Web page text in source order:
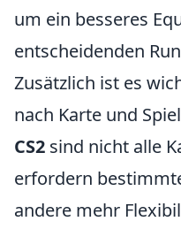
um ein besseres
entscheidenden
Zusätzlich ist es
nach Karte und
CS2 sind nicht alle
erfordern
andere mehr